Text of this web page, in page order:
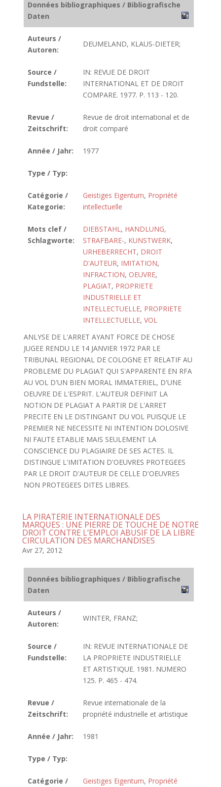
Données bibliographiques / Bibliografische
Daten
Auteurs /
Autoren:
DEUMELAND, KLAUS-DIETER;
Source /
Fundstelle:
IN: REVUE DE DROIT
INTERNATIONAL ET DE DROIT
COMPARE. 1977. P. 113 - 120.
Revue /
Zeitschrift:
Revue de droit international et de
droit comparé
Année / Jahr: 1977
Type / Typ:
Catégorie /
Kategorie:
Geistiges Eigentum, Propriété
intellectuelle
Mots clef /
Schlagworte:
DIEBSTAHL, HANDLUNG,
STRAFBARE-, KUNSTWERK,
URHEBERRECHT, DROIT
D'AUTEUR, IMITATION,
INFRACTION, OEUVRE,
PLAGIAT, PROPRIETE
INDUSTRIELLE ET
INTELLECTUELLE, PROPRIETE
INTELLECTUELLE, VOL
ANLYSE DE L'ARRET AYANT FORCE DE CHOSE
JUGEE RENDU LE 14 JANVIER 1972 PAR LE
TRIBUNAL REGIONAL DE COLOGNE ET RELATIF AU
PROBLEME DU PLAGIAT QUI S'APPARENTE EN RFA
AU VOL D'UN BIEN MORAL IMMATERIEL, D'UNE
OEUVRE DE L'ESPRIT. L'AUTEUR DEFINIT LA
NOTION DE PLAGIAT A PARTIR DE L'ARRET
PRECITE EN LE DISTINGANT DU VOL PUISQUE LE
PREMIER NE NECESSITE NI INTENTION DOLOSIVE
NI FAUTE ETABLIE MAIS SEULEMENT LA
CONSCIENCE DU PLAGIAIRE DE SES ACTES. IL
DISTINGUE L'IMITATION D'OEUVRES PROTEGEES
PAR LE DROIT D'AUTEUR DE CELLE D'OEUVRES
NON PROTEGEES DITES LIBRES.
LA PIRATERIE INTERNATIONALE DES
MARQUES : UNE PIERRE DE TOUCHE DE NOTRE
DROIT CONTRE L’EMPLOI ABUSIF DE LA LIBRE
CIRCULATION DES MARCHANDISES
Avr 27, 2012
Données bibliographiques / Bibliografische
Daten
Auteurs /
Autoren:
WINTER, FRANZ;
Source /
Fundstelle:
IN: REVUE INTERNATIONALE DE
LA PROPRIETE INDUSTRIELLE
ET ARTISTIQUE. 1981. NUMERO
125. P. 465 - 474.
Revue /
Zeitschrift:
Revue internationale de la
propriété industrielle et artistique
Année / Jahr: 1981
Type / Typ:
Catégorie /
Geistiges Eigentum, Propriété